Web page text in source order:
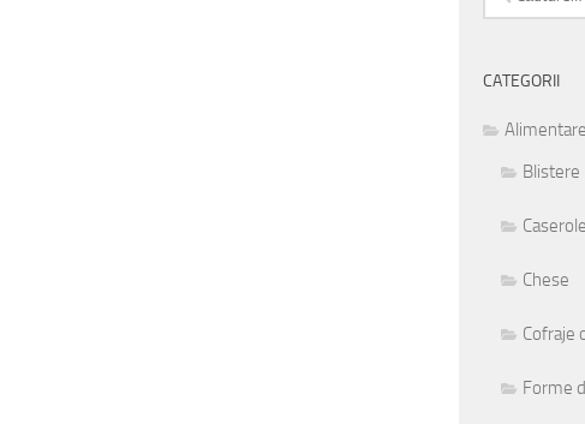
după:
CATEGORII
Alimentare
Chese
Cofraje
Forme